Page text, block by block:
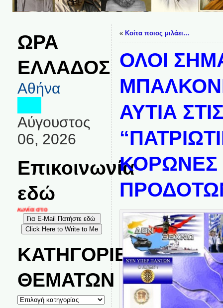
ΩΡΑ
ΕΛΛΑΔΟΣ
Αθήνα
Αύγουστος
06, 2026
Επικοινωνία
εδώ
στο
ΚΑΤΗΓΟΡΙΕΣ
ΘΕΜΑΤΩΝ
ΚΑΤΗΓΟΡΙΕΣ
ΘΕΜΑΤΩΝ
« Κοίτα ποιος μιλάει…
ΟΛΟΙ
ΑΥΤΙΑ
ΚΟΡΩΝΕΣ